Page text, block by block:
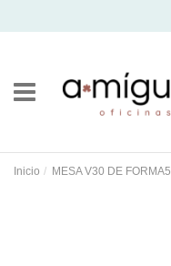
Inicio MESA V30 DE FORMA5